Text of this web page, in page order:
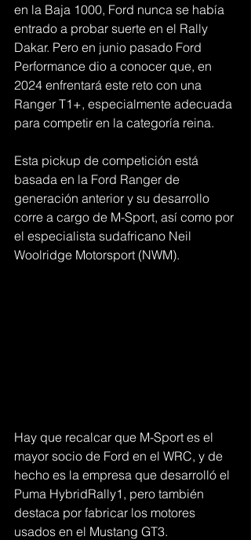
en la Baja 1000, Ford nunca se había
entrado a probar suerte en el Rally
Dakar. Pero en junio pasado Ford
Performance dio a conocer que, en
2024 enfrentará este reto con una
Ranger T1+, especialmente adecuada
para competir en la categoría reina.
Esta pickup de competición está
basada en la Ford Ranger de
generación anterior y su desarrollo
corre a cargo de M-Sport, así como por
el especialista sudafricano Neil
Woolridge Motorsport (NWM).
Hay que recalcar que M-Sport es el
mayor socio de Ford en el WRC, y de
hecho es la empresa que desarrolló el
Puma HybridRally1, pero también
destaca por fabricar los motores
usados en el Mustang GT3.